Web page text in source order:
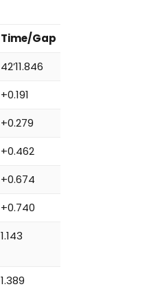
Time/Gap
42’11.846
+0.191
+0.279
+0.462
+0.674
+0.740
1.143
1.389